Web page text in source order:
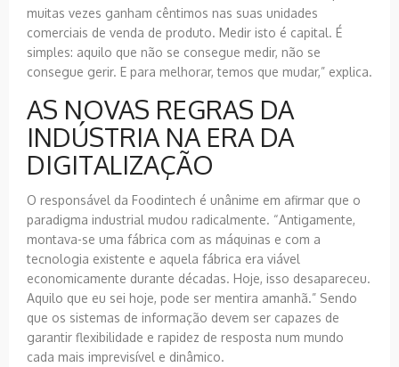
muitas vezes ganham cêntimos nas suas unidades
comerciais de venda de produto. Medir isto é capital. É
simples: aquilo que não se consegue medir, não se
consegue gerir. E para melhorar, temos que mudar,” explica.
AS NOVAS REGRAS DA
INDÚSTRIA NA ERA DA
DIGITALIZAÇÃO
O responsável da Foodintech é unânime em afirmar que o
paradigma industrial mudou radicalmente. “Antigamente,
montava-se uma fábrica com as máquinas e com a
tecnologia existente e aquela fábrica era viável
economicamente durante décadas. Hoje, isso desapareceu.
Aquilo que eu sei hoje, pode ser mentira amanhã.” Sendo
que os sistemas de informação devem ser capazes de
garantir flexibilidade e rapidez de resposta num mundo
cada mais imprevisível e dinâmico.